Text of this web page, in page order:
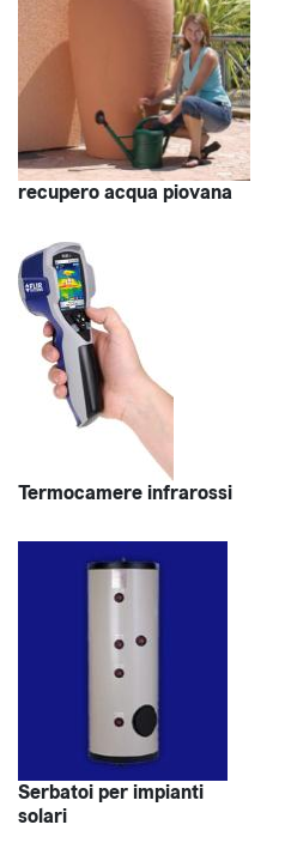
recupero acqua piovana
Termocamere infrarossi
Serbatoi per impianti
solari